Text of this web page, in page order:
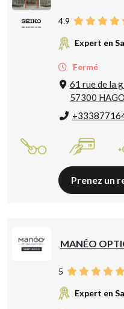
4.9
Expert en
Fermé
61 rue de la
57300
Prenez un
MANÉO
5
Expert en